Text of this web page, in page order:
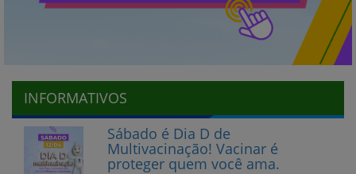
INFORMATIVOS
Sábado é Dia D de
Multivacinação! Vacinar é
proteger quem você ama.